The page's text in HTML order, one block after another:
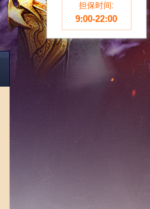
担保时间:
9:00-22:00